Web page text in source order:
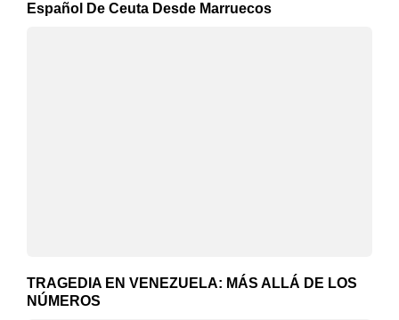
Español De Ceuta Desde Marruecos
TRAGEDIA EN VENEZUELA: MÁS ALLÁ DE LOS
NÚMEROS